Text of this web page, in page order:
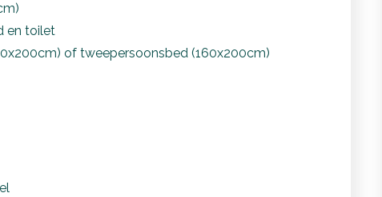
en toilet
of tweepersoonsbed (160x200cm)